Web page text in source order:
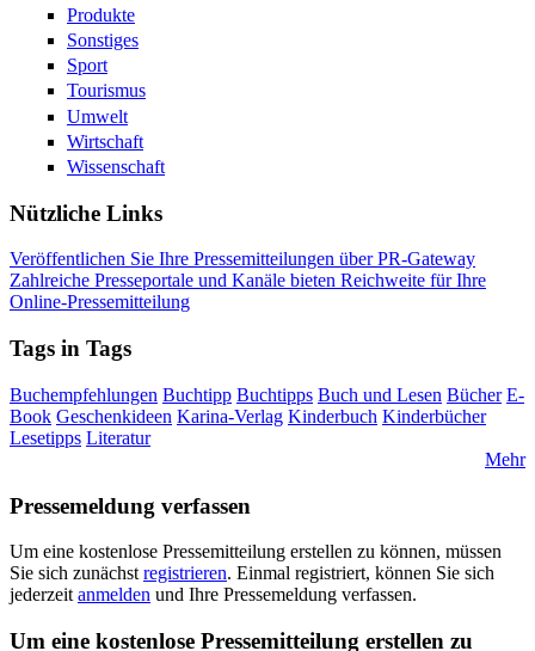
Produkte
Sonstiges
Sport
Tourismus
Umwelt
Wirtschaft
Wissenschaft
Nützliche Links
Veröffentlichen Sie Ihre Pressemitteilungen über PR-Gateway
Zahlreiche Presseportale und Kanäle bieten Reichweite für Ihre
Online-Pressemitteilung
Tags in Tags
Buchempfehlungen Buchtipp Buchtipps Buch und Lesen Bücher E-
Book Geschenkideen Karina-Verlag Kinderbuch Kinderbücher
Lesetipps Literatur
Mehr
Pressemeldung verfassen
Um eine kostenlose Pressemitteilung erstellen zu können, müssen
Sie sich zunächst registrieren. Einmal registriert, können Sie sich
jederzeit anmelden und Ihre Pressemeldung verfassen.
Um eine kostenlose Pressemitteilung erstellen zu